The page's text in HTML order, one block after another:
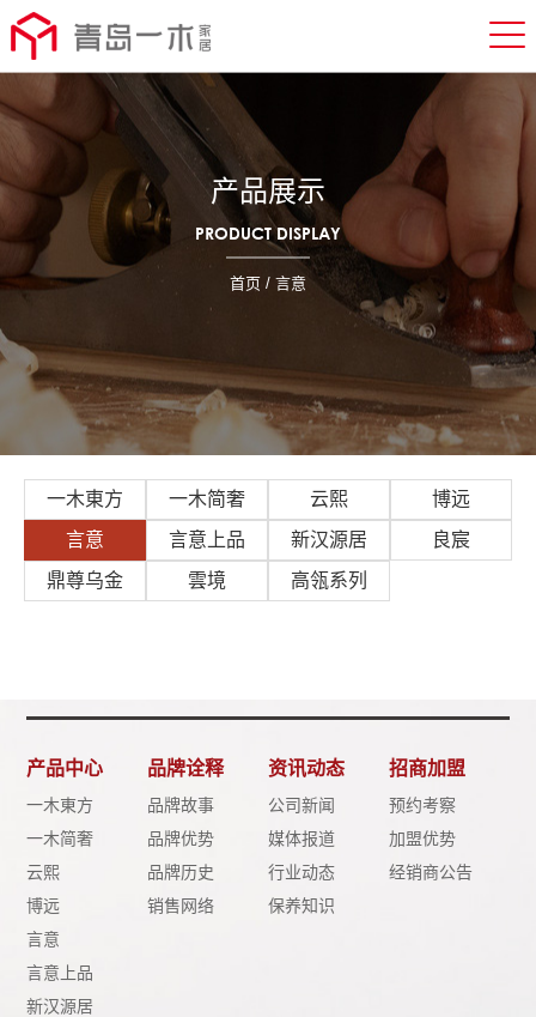
产品展示
PRODUCT DISPLAY
首页 / 言意
一木東方 一木简奢 云熙
博远
言意
言意上品 新汉源居
良宸
鼎尊乌金
雲境 高瓴系列
产品中心
一木東方
一木简奢
云熙
博远
言意
言意上品
新汉源居
品牌诠释
品牌故事
品牌优势
品牌历史
销售网络
资讯动态
公司新闻
媒体报道
行业动态
保养知识
招商加盟
预约考察
加盟优势
经销商公告